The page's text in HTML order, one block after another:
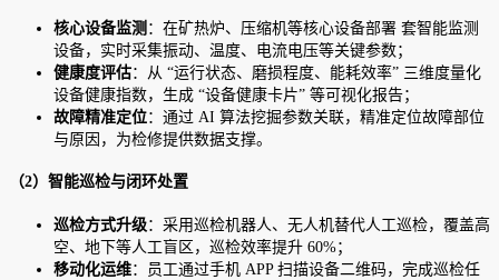
核心设备监测 ：在矿热炉、压缩机等核心设备部署 套智能监测
设备，实时采集振动、温度、电流电压等关键参数；
健康度评估：从 “运行状态、磨损程度、能耗效率” 三维度量化
设备健康指数，生成 “设备健康卡片” 等可视化报告；
故障精准定位：通过 AI 算法挖掘参数关联，精准定位故障部位
与原因，为检修提供数据支撑。
（2）智能巡检与闭环处置
巡检方式升级：采用巡检机器人、无人机替代人工巡检，覆盖高
空、地下等人工盲区，巡检效率提升 60%；
移动化运维：员工通过手机 APP 扫描设备二维码，完成巡检任